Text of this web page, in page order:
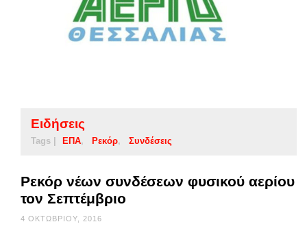
Ειδήσεις
Tags | ΕΠΑ Ρεκόρ Συνδέσεις
Ρεκόρ νέων συνδέσεων φυσικού αερίου
τον Σεπτέμβριο
4 ΟΚΤΩΒΡΊΟΥ, 2016